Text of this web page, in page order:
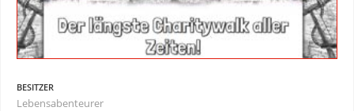
BESITZER
Lebensabenteurer